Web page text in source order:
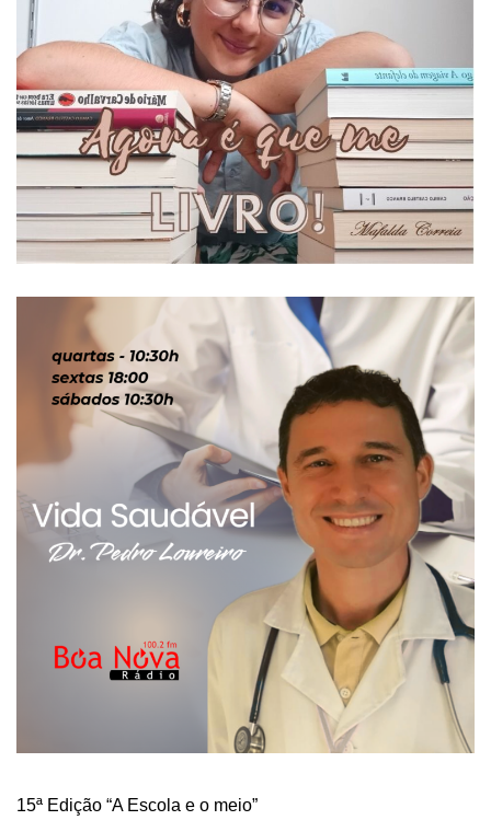
15ª Edição “A Escola e o meio”